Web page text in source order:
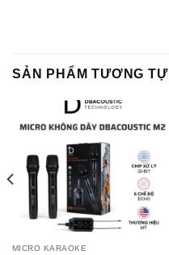
SẢN PHẨM TƯƠNG TỰ
MICRO KARAOKE